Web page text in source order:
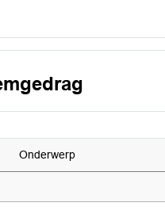
Onderwerp